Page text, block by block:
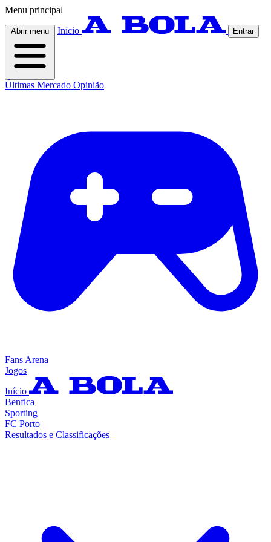
Menu principal
Abrir menu Início Entrar
Últimas Mercado Opinião
Fans Arena
Jogos
Início
Benfica
Sporting
FC Porto
Resultados e Classificações